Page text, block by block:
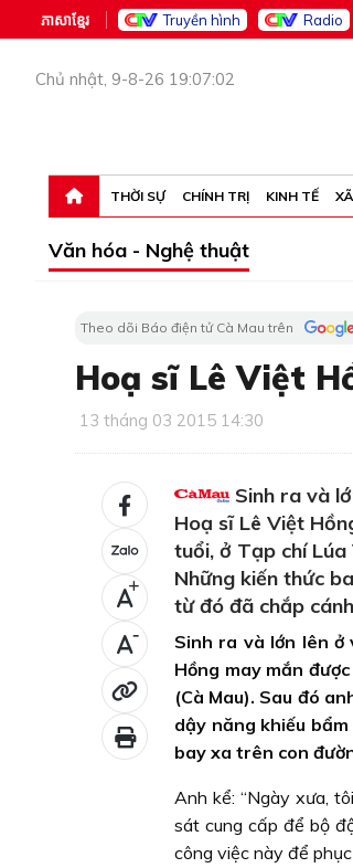
ភាសាខ្មែរ Truyền hình Radio
Chủ nhật, 9-8-26 19:07:02
THỜI SỰ CHÍNH TRỊ KINH TẾ
Văn hóa - Nghệ thuật
Theo dõi Báo điện tử Cà Mau trên
Hoạ sĩ Lê Việt
13 tháng 03 2015 14:30
+
-
Sinh ra và
Hoạ sĩ Lê Việt
tuổi, ở Tạp chí
Những kiến thức
từ đó đã chắp
Sinh ra và lớn lên ở
Hồng may mắn
(Cà Mau). Sau đó
dậy năng khiếu
bay xa trên con
Anh kể: “Ngày xưa,
sát cung cấp để bộ
công việc này để